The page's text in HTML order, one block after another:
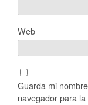
Web
Guarda mi
navegador para